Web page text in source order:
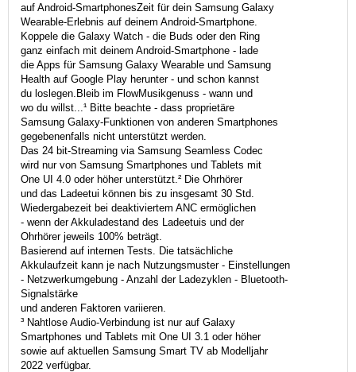
auf Android-SmartphonesZeit für dein Samsung Galaxy
Wearable-Erlebnis auf deinem Android-Smartphone.
Koppele die Galaxy Watch - die Buds oder den Ring
ganz einfach mit deinem Android-Smartphone - lade
die Apps für Samsung Galaxy Wearable und Samsung
Health auf Google Play herunter - und schon kannst
du loslegen.Bleib im FlowMusikgenuss - wann und
wo du willst...¹ Bitte beachte - dass proprietäre
Samsung Galaxy-Funktionen von anderen Smartphones
gegebenenfalls nicht unterstützt werden.
Das 24 bit-Streaming via Samsung Seamless Codec
wird nur von Samsung Smartphones und Tablets mit
One UI 4.0 oder höher unterstützt.² Die Ohrhörer
und das Ladeetui können bis zu insgesamt 30 Std.
Wiedergabezeit bei deaktiviertem ANC ermöglichen
- wenn der Akkuladestand des Ladeetuis und der
Ohrhörer jeweils 100% beträgt.
Basierend auf internen Tests. Die tatsächliche
Akkulaufzeit kann je nach Nutzungsmuster - Einstellungen
- Netzwerkumgebung - Anzahl der Ladezyklen - Bluetooth-
Signalstärke
und anderen Faktoren variieren.
³ Nahtlose Audio-Verbindung ist nur auf Galaxy
Smartphones und Tablets mit One UI 3.1 oder höher
sowie auf aktuellen Samsung Smart TV ab Modelljahr
2022 verfügbar.